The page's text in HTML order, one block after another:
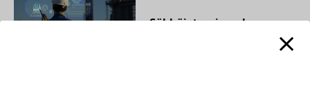
Sähköistyminen kasvaa
voimakkaasti: ”Tulevat